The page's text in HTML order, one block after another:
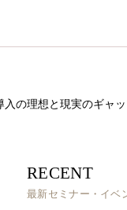
の理想と現実のギャッ
RECENT
最新セミナー・イベ